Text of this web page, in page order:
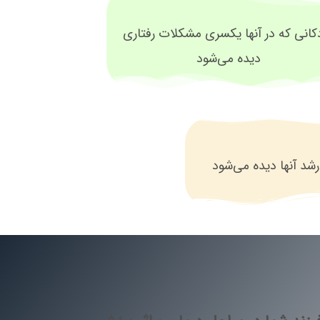
که در آنها یکسری مشکلات رفتاری
دیده می‌شود
آنها دیده می‌شود